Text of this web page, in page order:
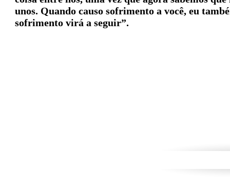
unos. Quando causo sofrimento a você, eu
sofrimento virá a seguir”.